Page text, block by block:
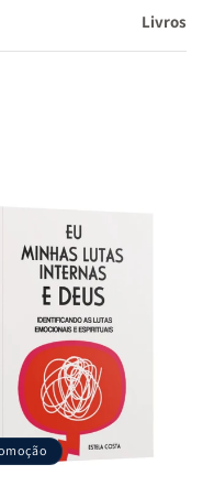
atuante no contexto no
e para a glória de
Livros